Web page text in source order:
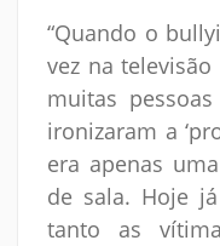
“Quando o
vez na
muitas
ironizaram a
era apenas
de sala. Hoje
tanto as